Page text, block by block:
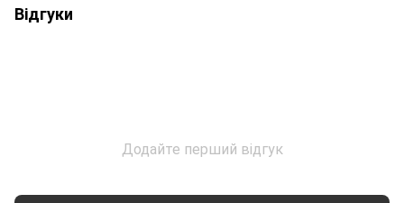
Відгуки
Додайте перший відгук